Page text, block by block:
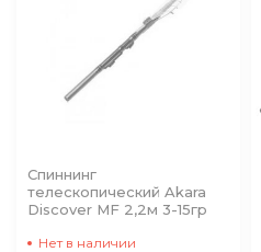
Спиннинг
телескопический Akara
Discover MF 2,2м 3-15гр
Нет в наличии